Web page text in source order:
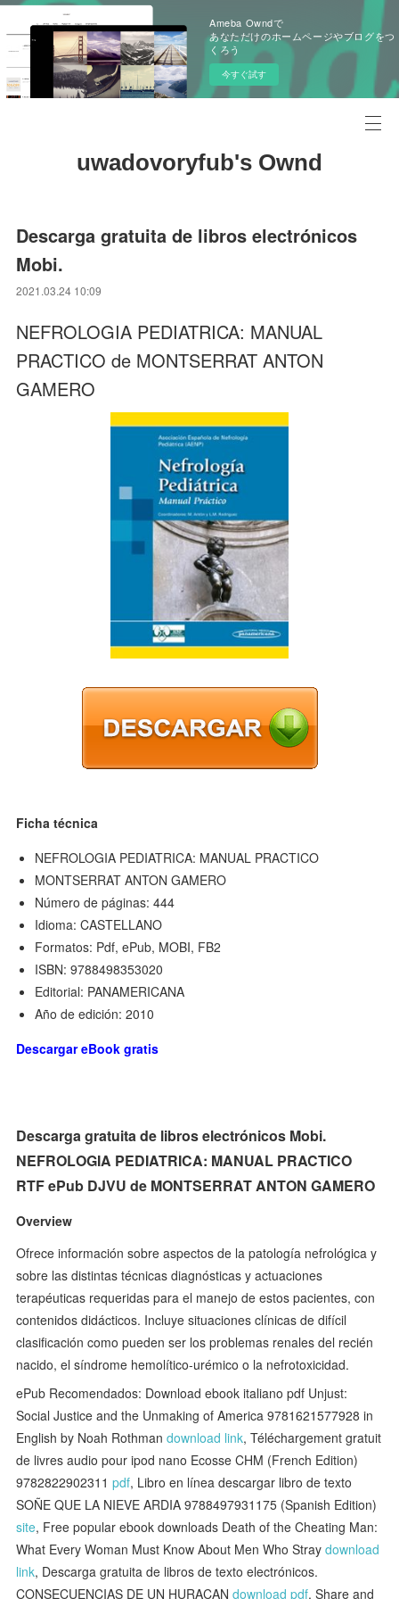
Ameba Owndで
あなただけのホームページやブログをつ
くろう
今すぐ試す
uwadovoryfub's Ownd
Descarga gratuita de libros electrónicos
Mobi.
2021.03.24 10:09
NEFROLOGIA PEDIATRICA: MANUAL
PRACTICO de MONTSERRAT ANTON
GAMERO
Ficha técnica
NEFROLOGIA PEDIATRICA: MANUAL PRACTICO
MONTSERRAT ANTON GAMERO
Número de páginas: 444
Idioma: CASTELLANO
Formatos: Pdf, ePub, MOBI, FB2
ISBN: 9788498353020
Editorial: PANAMERICANA
Año de edición: 2010
Descargar eBook gratis
Descarga gratuita de libros electrónicos Mobi.
NEFROLOGIA PEDIATRICA: MANUAL PRACTICO
RTF ePub DJVU de MONTSERRAT ANTON GAMERO
Overview
Ofrece información sobre aspectos de la patología nefrológica y
sobre las distintas técnicas diagnósticas y actuaciones
terapéuticas requeridas para el manejo de estos pacientes, con
contenidos didácticos. Incluye situaciones clínicas de difícil
clasificación como pueden ser los problemas renales del recién
nacido, el síndrome hemolítico-urémico o la nefrotoxicidad.
ePub Recomendados: Download ebook italiano pdf Unjust:
Social Justice and the Unmaking of America 9781621577928 in
English by Noah Rothmandownload link, Téléchargement gratuit
de livres audio pour ipod nano Ecosse CHM (French Edition)
9782822902311pdf, Libro en línea descargar libro de texto
SOÑE QUE LA NIEVE ARDIA 9788497931175 (Spanish Edition)
site, Free popular ebook downloads Death of the Cheating Man:
What Every Woman Must Know About Men Who Straydownload
link, Descarga gratuita de libros de texto electrónicos.
CONSECUENCIAS DE UN HURACANdownload pdf, Share and